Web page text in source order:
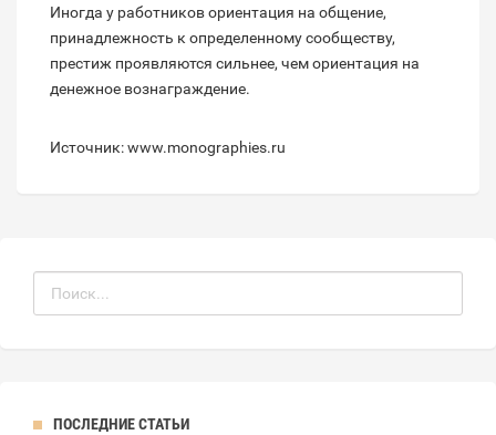
Иногда у работников ориентация на общение,
принадлежность к определенному сообществу,
престиж проявляются сильнее, чем ориентация на
денежное вознаграждение.
Источник: www.monographies.ru
ПОСЛЕДНИЕ СТАТЬИ